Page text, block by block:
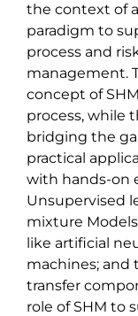
the context of
paradigm to
process and
management.
concept of
process, while
bridging the
practical
with hands-on
Unsupervised
mixture
like artificial
machines; and
transfer
role of SHM to